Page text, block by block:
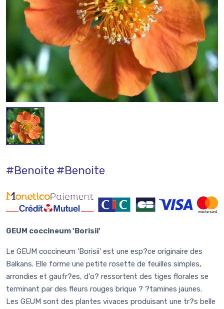
#Benoite#Benoite
GEUM coccineum 'Borisii'
Le GEUM coccineum 'Borisii' est une esp?ce originaire des
Balkans. Elle forme une petite rosette de feuilles simples,
arrondies et gaufr?es, d'o? ressortent des tiges florales se
terminant par des fleurs rouges brique ? ?tamines jaunes.
Les GEUM sont des plantes vivaces produisant une tr?s belle